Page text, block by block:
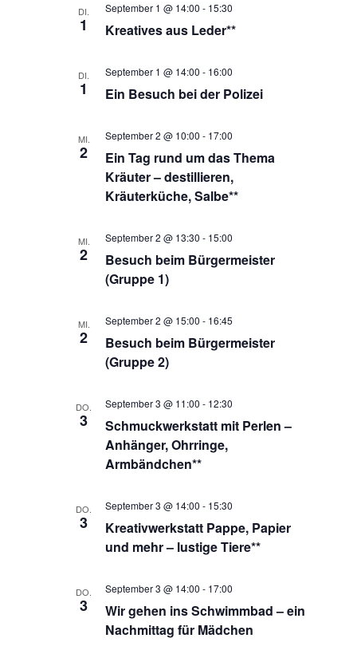
DI.
1 Kreatives aus Leder**
September 1 @ 14:00 - 15:30
DI.
1 Ein Besuch bei der Polizei
September 1 @ 14:00 - 16:00
MI.
2
Ein Tag rund um das Thema
Kräuter – destillieren,
Kräuterküche, Salbe**
September 2 @ 10:00 - 17:00
MI.
2
Besuch beim Bürgermeister
(Gruppe 1)
September 2 @ 13:30 - 15:00
MI.
2
Besuch beim Bürgermeister
(Gruppe 2)
September 2 @ 15:00 - 16:45
DO.
3
Schmuckwerkstatt mit Perlen –
Anhänger, Ohrringe,
Armbändchen**
September 3 @ 11:00 - 12:30
DO.
3
Kreativwerkstatt Pappe, Papier
und mehr – lustige Tiere**
September 3 @ 14:00 - 15:30
DO.
3
Wir gehen ins Schwimmbad – ein
Nachmittag für Mädchen
September 3 @ 14:00 - 17:00